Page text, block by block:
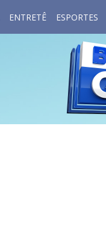
ENTRETÊ ESPORTES